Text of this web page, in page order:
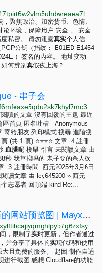
聚焦政治、加密货币、色情、
论环境，保障用户 安全 。 安全
私密。 请勿泄露真实个人信
公钥（指纹： E01ED E1454
）签名的内容。 地址变动
何辨别 真假夜上海？
- 串子会
讀的文章 沒有回覆的主題 最近
首頁 匿名吐槽 - Anonymous
寄給朋友 列印模式 搜尋 進階搜
(共 1 頁) ⭐⭐⭐⭐ 文章: 4 註冊
血腥呢 檢舉 引言 未閱讀文章 由
秒 我草拟吗的 老子要的杀人砍
: 3 註冊時間: 西元2025年3月6日
讀文章 由 lcy645200 » 西元
志愿者 回頂端 kind Re:...
使用Cloudflare制作自动更新的网站预览图 | Mayx的博客
，限制了实时更新，但作者通过
并分享了具体的实现代码和使用
且免费的服务。 起因 制作自适
进行截图 感想 Cloudflare的功能